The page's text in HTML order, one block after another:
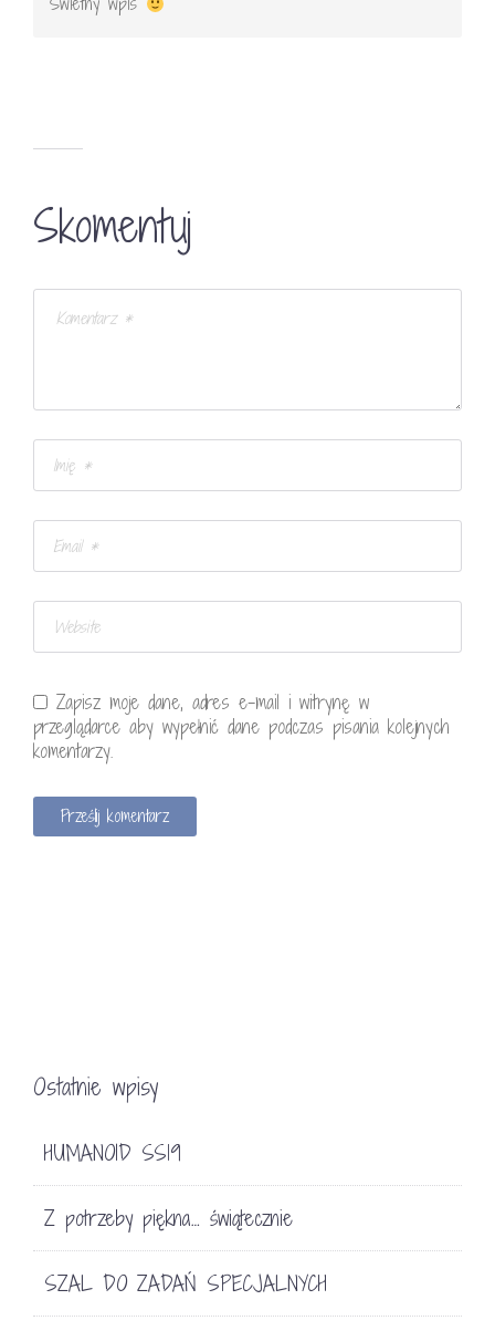
Skomentuj
Zapisz moje dane, adres e-mail i witrynę w
przeglądarce aby wypełnić dane podczas pisania kolejnych
komentarzy.
Ostatnie wpisy
HUMANOID SS19
Z potrzeby piękna… świątecznie
SZAL DO ZADAŃ SPECJALNYCH